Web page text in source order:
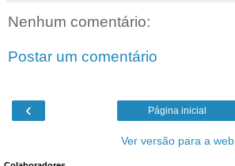
Nenhum comentário:
Postar um comentário
‹ Página inicial
Ver versão para a web